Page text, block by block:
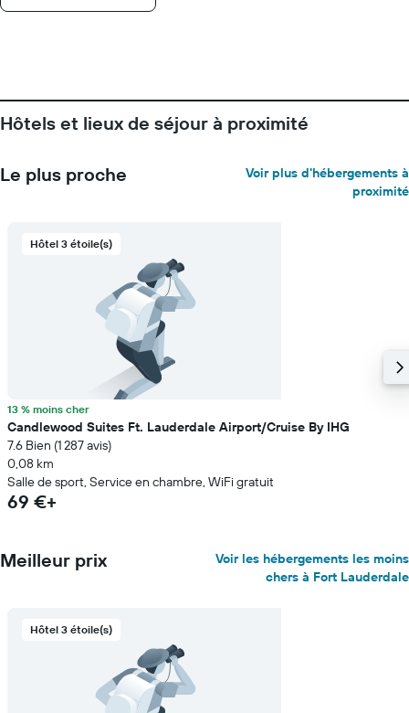
Hôtels et lieux de séjour à proximité
Le plus proche
Voir plus d'hébergements à
proximité
Hôtel 3 étoile(s)
13 % moins cher
Candlewood Suites Ft. Lauderdale Airport/Cruise By IHG
7.6 Bien (1 287 avis)
0,08 km
Salle de sport, Service en chambre, WiFi gratuit
69 €+
Meilleur prix
Voir les hébergements les moins
chers à Fort Lauderdale
Hôtel 3 étoile(s)